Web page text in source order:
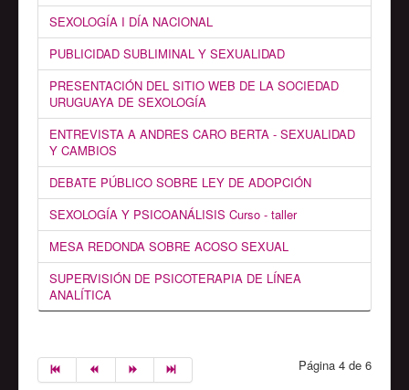
SEXOLOGÍA I DÍA NACIONAL
PUBLICIDAD SUBLIMINAL Y SEXUALIDAD
PRESENTACIÓN DEL SITIO WEB DE LA SOCIEDAD
URUGUAYA DE SEXOLOGÍA
ENTREVISTA A ANDRES CARO BERTA - SEXUALIDAD
Y CAMBIOS
DEBATE PÚBLICO SOBRE LEY DE ADOPCIÓN
SEXOLOGÍA Y PSICOANÁLISIS Curso - taller
MESA REDONDA SOBRE ACOSO SEXUAL
SUPERVISIÓN DE PSICOTERAPIA DE LÍNEA
ANALÍTICA
Página 4 de 6